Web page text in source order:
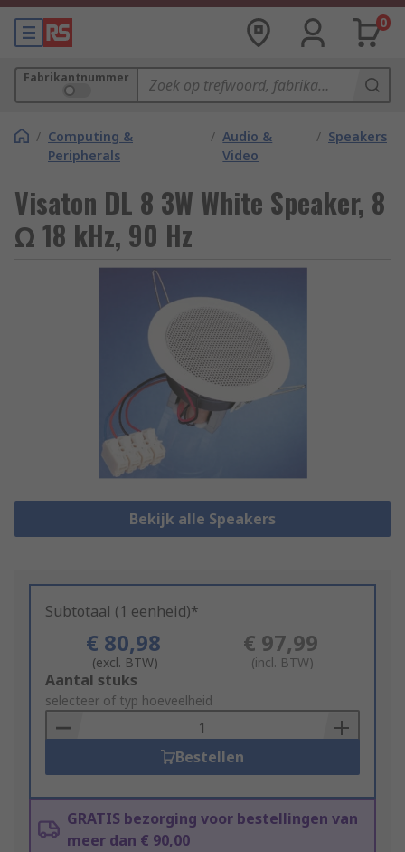
0
Fabrikantnummer
/ Computing &
Peripherals
/ Audio &
Video
/ Speakers
Visaton DL 8 3W White Speaker, 8
Ω 18 kHz, 90 Hz
Bekijk alle Speakers
Subtotaal (1 eenheid)*
€ 80,98
(excl. BTW)
€ 97,99
(incl. BTW)
Add
to
Basket
Aantal stuks
selecteer of typ hoeveelheid
Bestellen
GRATIS bezorging voor bestellingen van
meer dan € 90,00